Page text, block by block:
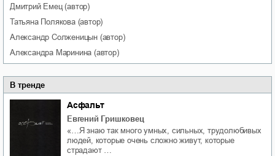
Дмитрий Емец(автор)
Татьяна Полякова(автор)
Александр Солженицын (автор)
Александра Маринина (автор)
В тренде
Асфальт
Евгений Гришковец
«…Я знаю так много умных, сильных, трудолюбивых
людей, которые очень сложно живут, которые
страдают …